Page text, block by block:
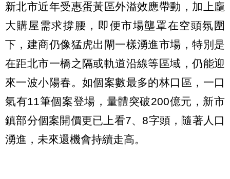
新北市近年受惠蛋黃區外溢效應帶動，加上龐
大購屋需求撐腰，即便市場壟罩在空頭氛圍
下，建商仍像猛虎出閘一樣湧進市場，特別是
在距北市一橋之隔或軌道沿線等區域，仍能迎
來一波小陽春。如個案數最多的林口區，一口
氣有11筆個案登場，量體突破200億元，新市
鎮部分個案開價更已上看7、8字頭，隨著人口
湧進，未來還機會持續走高。